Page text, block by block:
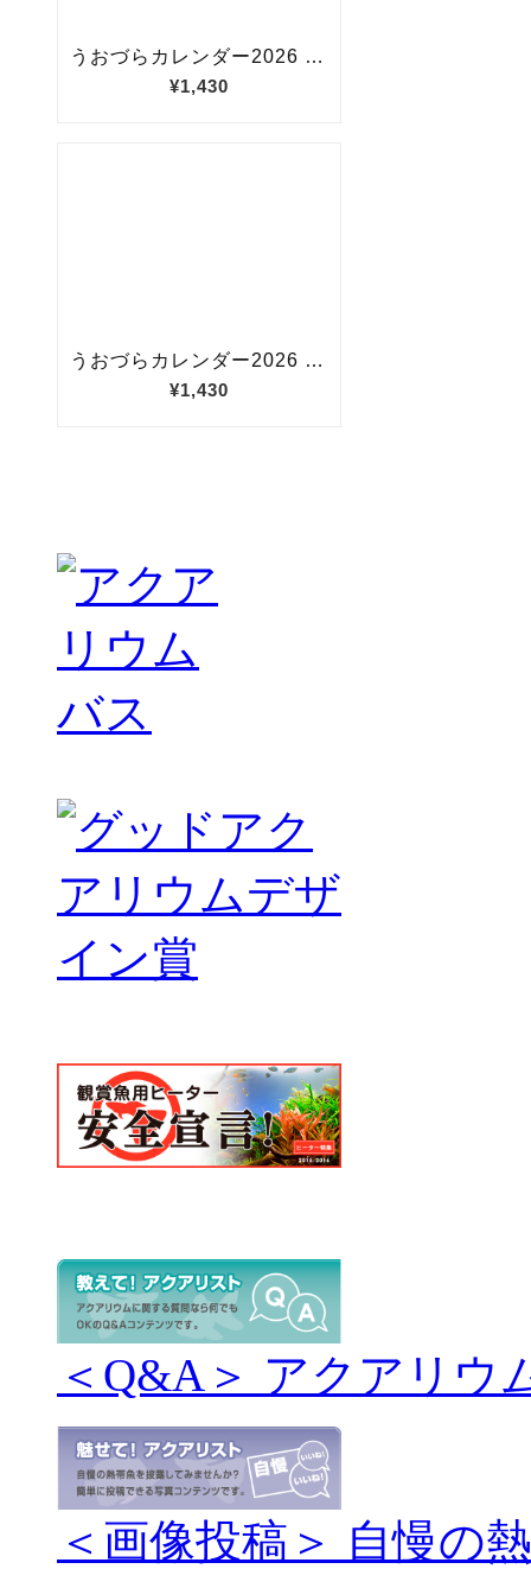
＜Q&A＞ アクアリウ
＜画像投稿＞ 自慢の